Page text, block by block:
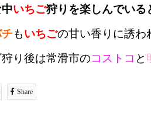
いちご狩りを楽しんでいる
チもいちごの甘い香りに誘わ
り後は常滑市のコストコ と
Share